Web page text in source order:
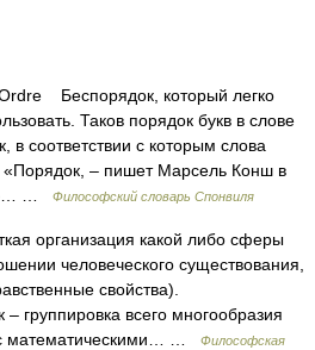
Беспорядок, который легко
Таков порядок букв в слове
соответствии с которым слова
– пишет Марсель Конш в
…
Философский словарь Спонвиля
организация какой либо сферы
человеческого существования,
свойства).
группировка всего многообразия
с математическими… …
Философская